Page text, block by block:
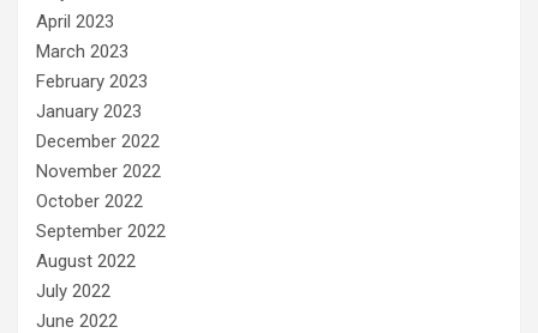
April 2023
March 2023
February 2023
January 2023
December 2022
November 2022
October 2022
September 2022
August 2022
July 2022
June 2022